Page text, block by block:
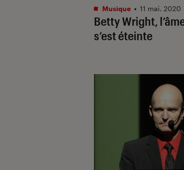
Betty Wright,
s’est éteinte
Musique • 11 mai. 2020